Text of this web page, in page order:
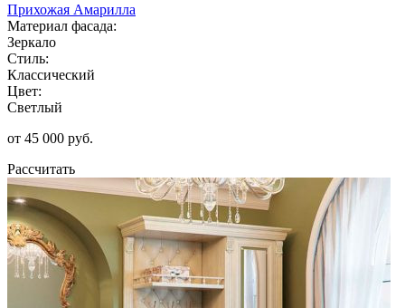
Прихожая Амарилла
Материал фасада:
Зеркало
Стиль:
Классический
Цвет:
Светлый
от 45 000 руб.
Рассчитать